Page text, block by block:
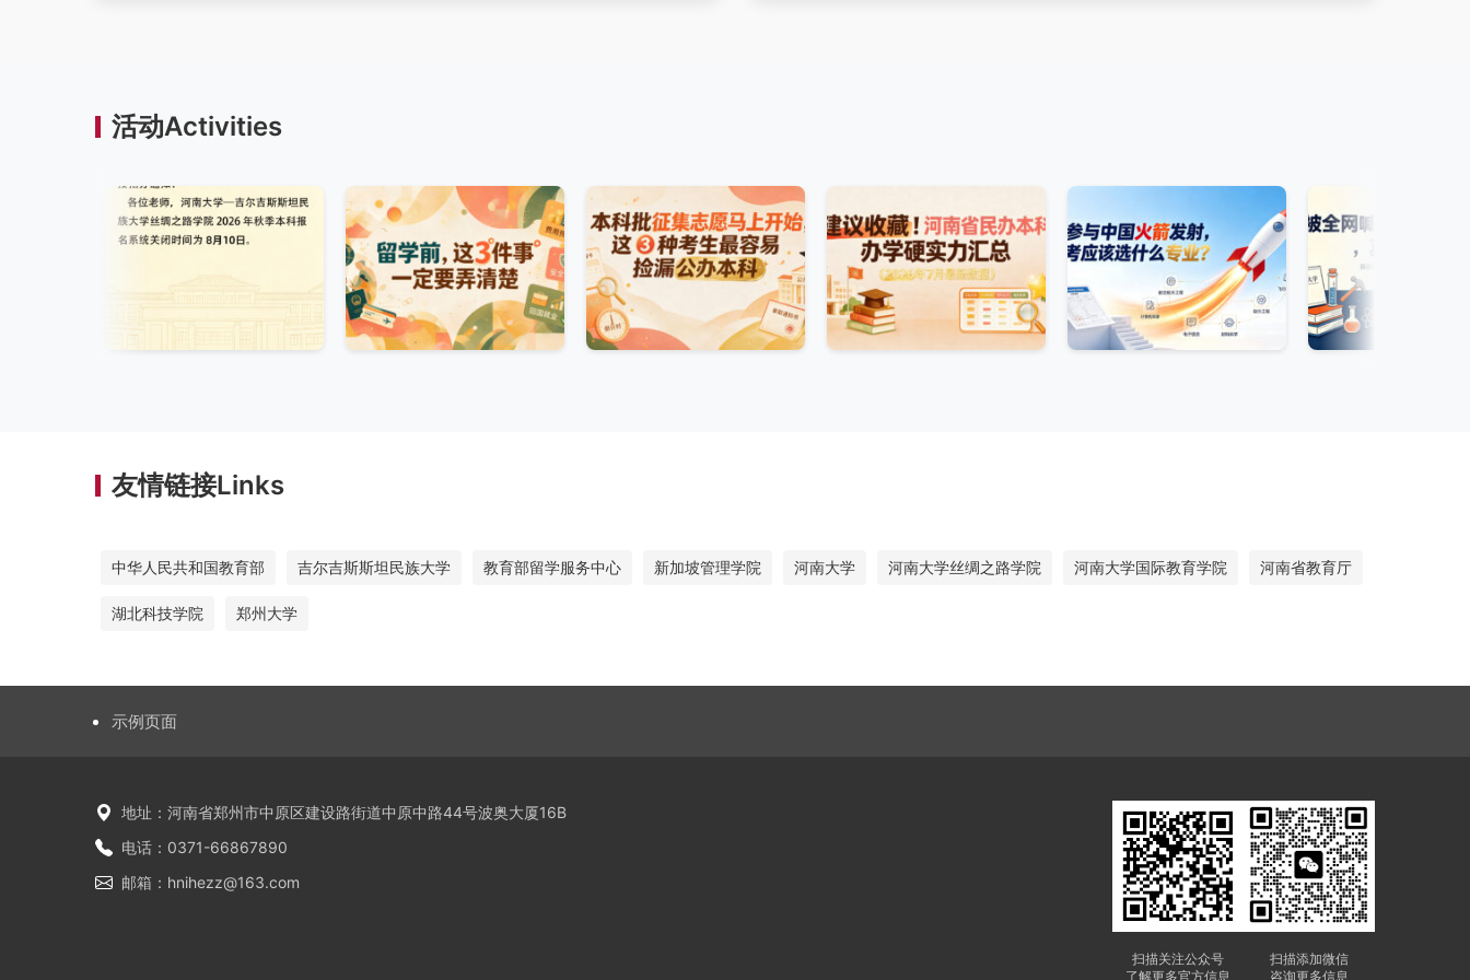
活动Activities
友情链接Links
中华人民共和国教育部 吉尔吉斯斯坦民族大学 教育部留学服务中心 新加坡管理学院 河南大学 河南大学丝绸之路学院 河南大学国际教育学院 河南省教育厅
湖北科技学院 郑州大学
示例页面
地址：河南省郑州市中原区建设路街道中原中路44号波奥大厦16B
电话：0371-66867890
邮箱：hnihezz@163.com
扫描关注公众号
了解更多官方信息
扫描添加微信
咨询更多信息